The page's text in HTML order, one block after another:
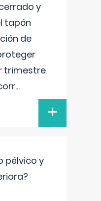
y
tapón
de
trimestre
...
+
pélvico y